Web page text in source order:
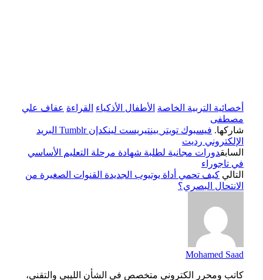
أخصائية التربية الخاصة الأطفال الأذكياء القراءة عفاف علي
مصطفى
شاركها. فيسبوك تويتر بينتيريست لينكدإن Tumblr البريد
الإلكتروني رديت
السابقدورات مجانية لطلبة شهادة مرحلة التعليم الأساسي
في تاجوراء
التالي كيف تحمي أداة يوتيوب الجديدة القنوات الصغيرة من
الانتحال البصري؟
Mohamed Saad
كاتب ومحرر الكتروني متخصص في الشأن الليبي والتقني،